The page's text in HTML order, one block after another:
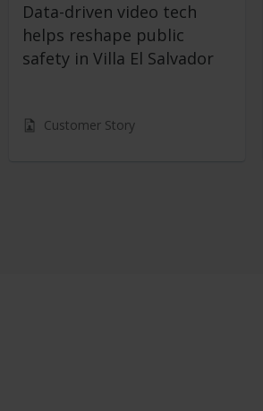
Data-driven video tech
helps reshape public
safety in Villa El Salvador
Customer Story